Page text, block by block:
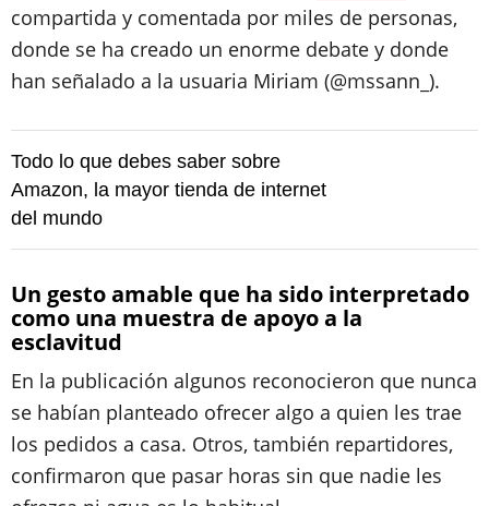
compartida y comentada por miles de personas,
donde se ha creado un enorme debate y donde
han señalado a la usuaria Miriam (@mssann_).
Todo lo que debes saber sobre
Amazon, la mayor tienda de internet
del mundo
Un gesto amable que ha sido interpretado
como una muestra de apoyo a la
esclavitud
En la publicación algunos reconocieron que nunca
se habían planteado ofrecer algo a quien les trae
los pedidos a casa. Otros, también repartidores,
confirmaron que pasar horas sin que nadie les